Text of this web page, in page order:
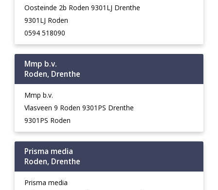
Oosteinde 2b Roden 9301LJ Drenthe
9301LJ Roden
0594 518090
Mmp b.v.
Roden, Drenthe
Mmp b.v.
Vlasveen 9 Roden 9301PS Drenthe
9301PS Roden
Prisma media
Roden, Drenthe
Prisma media